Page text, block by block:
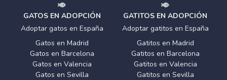
GATOS EN ADOPCIÓN
Adoptar gatos en España
Gatos en Madrid
Gatos en Barcelona
Gatos en Valencia
Gatos en Sevilla
GATITOS EN ADOPCIÓN
Adoptar gatitos en España
Gatitos en Madrid
Gatitos en Barcelona
Gatitos en Valencia
Gatitos en Sevilla